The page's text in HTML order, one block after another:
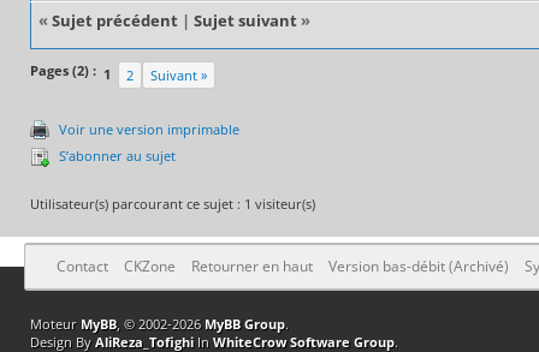
« Sujet précédent | Sujet suivant »
Pages (2) : 1 2 Suivant »
Voir une version imprimable
S’abonner au sujet
Utilisateur(s) parcourant ce sujet : 1 visiteur(s)
Contact CKZone Retourner en haut Version bas-débit (Archivé)
Moteur MyBB, © 2002-2026 MyBB Group.
Design By AliReza_TofighiIn WhiteCrow Software Group.